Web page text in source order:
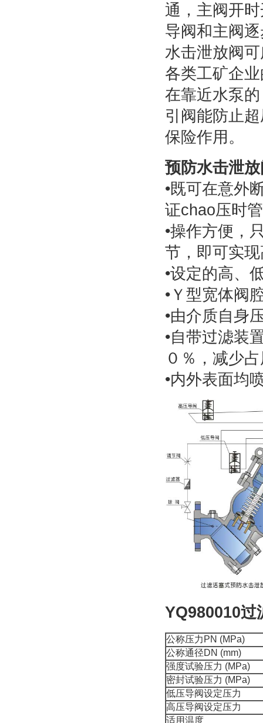
通，主阀开
导阀和主阀
水击泄放阀
各类工矿企
在靠近水泵
引阀能防止
保险作用。
预防水击泄
•既可在意外
证chao压时
•操作方便，
节，即可实
•设定的高、
•Ｙ型宽体阀
•由介质自身
•自带过滤装
０％，减少
•内外表面均
YQ980010过
公称压力PN (MPa)
公称通径DN (mm)
强度试验压力 (MPa)
密封试验压力 (MPa)
低压导阀设定压力
高压导阀设定压力
适用温度